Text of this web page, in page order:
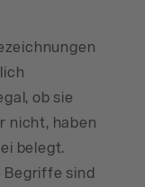
ob sie
nicht, haben
belegt.
sind